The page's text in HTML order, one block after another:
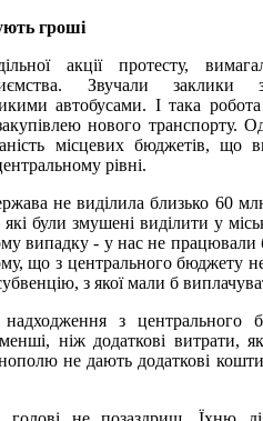
гроші
акції протесту,
Звучали заклики
автобусами. І така
нового транспорту.
місцевих бюджетів, що
рівні.
не виділила близько 60
були змушені виділити у
випадку - у нас не працювали
що з центрального бюджету
з якої мали б
надходження з
ніж додаткові витрати,
не дають додаткові